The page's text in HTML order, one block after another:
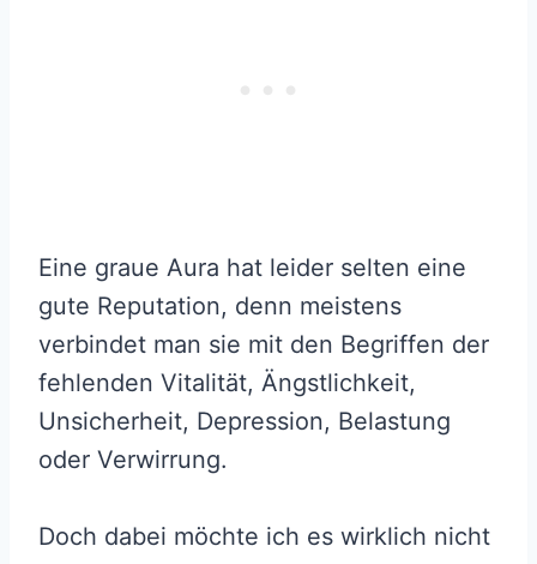
Eine graue Aura hat leider selten eine
gute Reputation, denn meistens
verbindet man sie mit den Begriffen der
fehlenden Vitalität, Ängstlichkeit,
Unsicherheit, Depression, Belastung
oder Verwirrung.
Doch dabei möchte ich es wirklich nicht